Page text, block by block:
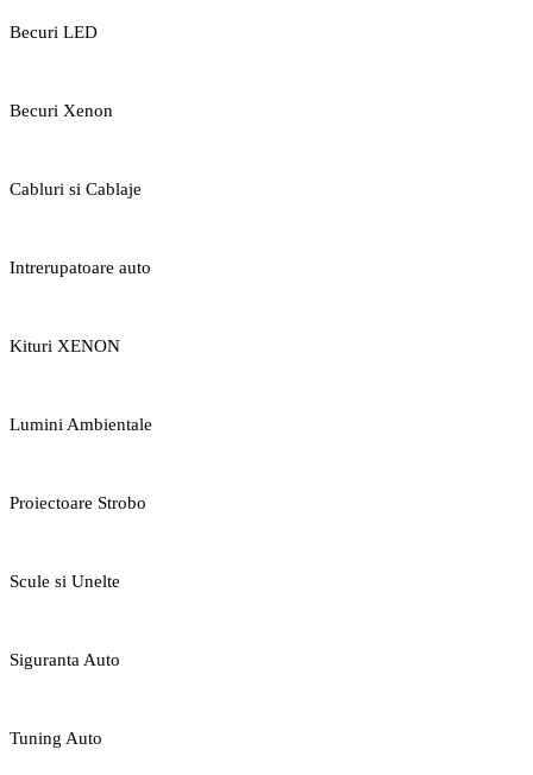
Becuri LED
Becuri Xenon
Cabluri si Cablaje
Intrerupatoare auto
Kituri XENON
Lumini Ambientale
Proiectoare Strobo
Scule si Unelte
Siguranta Auto
Tuning Auto